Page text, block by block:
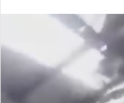
email